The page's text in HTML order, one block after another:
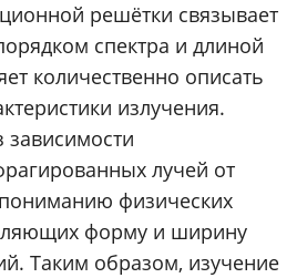
решётки связывает
спектра и длиной
количественно описать
излучения.
зависимости
лучей от
пониманию физических
форму и ширину
Таким образом, изучение